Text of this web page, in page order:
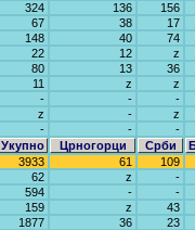
324 136
156
67 38
17
148 40
74
22 12
z
80 13
36
11 z
z
- -
-
z -
z
- -
-
Укупно
Црногорци Срби
3933 61
109
62 z
-
594 -
-
159 z
43
1877 36
23